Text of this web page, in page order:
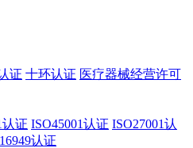
证 十环认证 医疗器械经营许可
认证 ISO45001认证 ISO27001认
认证